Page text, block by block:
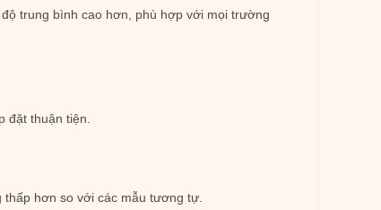
trung bình cao hơn, phù hợp với mọi trường
đặt thuận tiện.
hơn so với các mẫu tương tự.